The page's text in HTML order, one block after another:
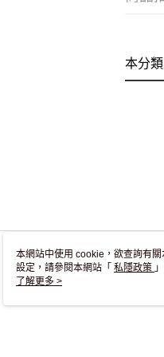
本分
本網站中使用 cookie，欲查詢有
設定，請參閱本網站「 私隱政策
用 cookie。
了解更多 >